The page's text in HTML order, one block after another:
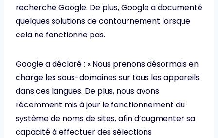
recherche Google. De plus, Google a documenté
quelques solutions de contournement lorsque
cela ne fonctionne pas.
Google a déclaré : « Nous prenons désormais en
charge les sous-domaines sur tous les appareils
dans ces langues. De plus, nous avons
récemment mis à jour le fonctionnement du
système de noms de sites, afin d’augmenter sa
capacité à effectuer des sélections